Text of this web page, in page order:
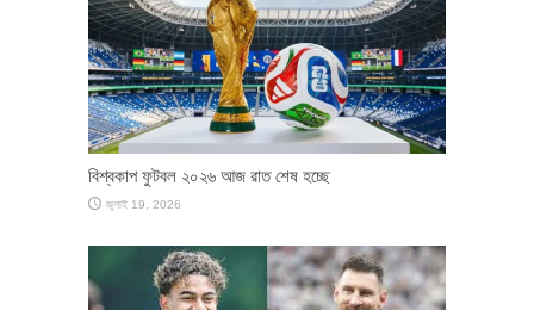
বিশ্বকাপ ফুটবল ২০২৬ আজ রাত শেষ হচ্ছে
জুলাই 19, 2026